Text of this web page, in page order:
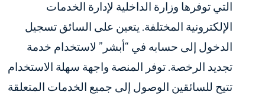
التي توفرها وزارة الداخلية لإدارة الخدمات
الإلكترونية المختلفة. يتعين على السائق تسجيل
الدخول إلى حسابه في “أبشر” لاستخدام خدمة
تجديد الرخصة. توفر المنصة واجهة سهلة الاستخدام
تتيح للسائقين الوصول إلى جميع الخدمات المتعلقة